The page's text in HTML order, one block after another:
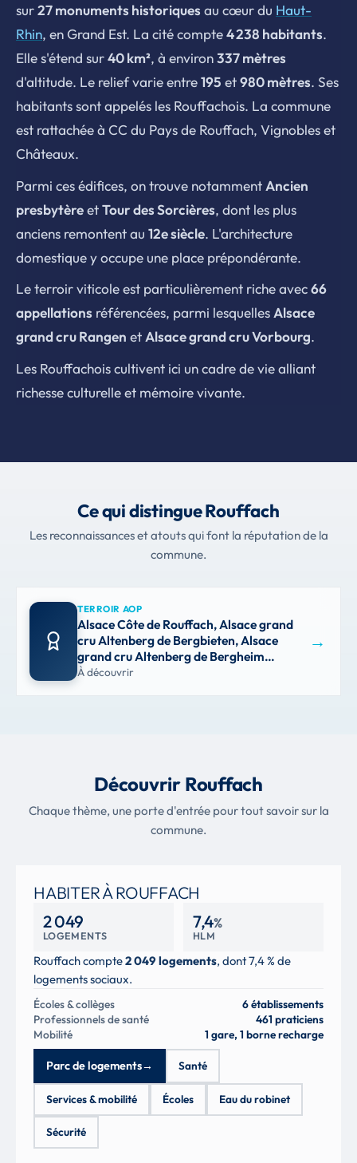
sur27 monuments historiques au cœur du Haut-
Rhin, en Grand Est. La cité compte4 238 habitants.
Elle s'étend sur40 km², à environ337 mètres
d'altitude. Le relief varie entre195 et980 mètres. Ses
habitants sont appelés les Rouffachois. La commune
est rattachée à CC du Pays de Rouffach, Vignobles et
Châteaux.
Parmi ces édifices, on trouve notamment Ancien
presbytèreetTour des Sorcières, dont les plus
anciens remontent au 12e siècle. L'architecture
domestique y occupe une place prépondérante.
Le terroir viticole est particulièrement riche avec66
appellations référencées, parmi lesquelles Alsace
grand cru Rangen et Alsace grand cru Vorbourg.
Les Rouffachois cultivent ici un cadre de vie alliant
richesse culturelle et mémoire vivante.
Ce qui distingue Rouffach
Les reconnaissances et atouts qui font la réputation de la
commune.
TERROIR AOP
Alsace Côte de Rouffach, Alsace grand
cru Altenberg de Bergbieten, Alsace
grand cru Altenberg de Bergheim…
À découvrir
→
Découvrir Rouffach
Chaque thème, une porte d'entrée pour tout savoir sur la
commune.
HABITER À ROUFFACH
2 049
LOGEMENTS
7,4%
HLM
Rouffach compte2 049 logements, dont 7,4 % de
logements sociaux.
Écoles & collèges
6 établissements
Professionnels de santé
461 praticiens
Mobilité
1 gare, 1 borne recharge
Parc de logements→ Santé
Services & mobilité Écoles Eau du robinet
Sécurité